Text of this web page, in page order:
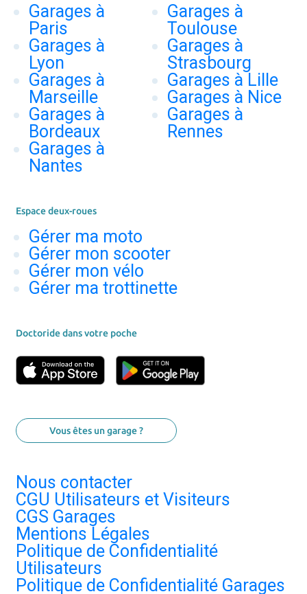
Garages à
Paris
Garages à
Lyon
Garages à
Marseille
Garages à
Bordeaux
Garages à
Nantes
Garages à
Toulouse
Garages à
Strasbourg
Garages à Lille
Garages à Nice
Garages à
Rennes
Espace deux-roues
Gérer ma moto
Gérer mon scooter
Gérer mon vélo
Gérer ma trottinette
Doctoride dans votre poche
Vous êtes un garage ?
Nous contacter
CGU Utilisateurs et Visiteurs
CGS Garages
Mentions Légales
Politique de Confidentialité
Utilisateurs
Politique de Confidentialité Garages